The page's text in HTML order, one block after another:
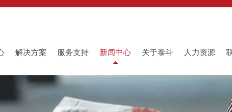
解决方案 服务支持 新闻中心 关于泰斗 人力资源